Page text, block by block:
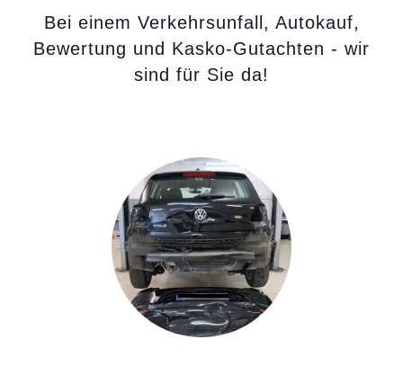
Bei einem Verkehrsunfall, Autokauf,
Bewertung und Kasko-Gutachten - wir
sind für Sie da!